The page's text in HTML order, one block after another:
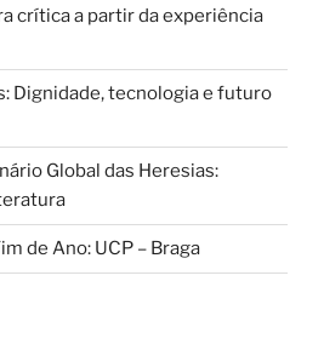
crítica a partir da experiência
Dignidade, tecnologia e futuro
Global das Heresias:
de Ano: UCP – Braga